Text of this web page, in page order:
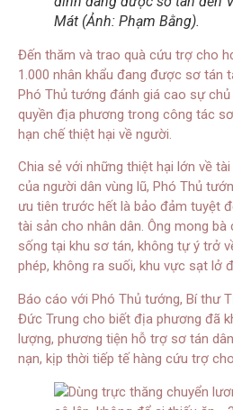
Mát (Ảnh: Phạm Bằng).
Đến thăm và trao quà cứu trợ cho
1.000 nhân khẩu đang được sơ tán
Phó Thủ tướng đánh giá cao sự
quyền địa phương trong công tác
hạn chế thiệt hại về người.
Chia sẻ với những thiệt hại lớn về
của người dân vùng lũ, Phó Thủ
ưu tiên trước hết là bảo đảm tuyệt
tài sản cho nhân dân. Ông mong
sống tại khu sơ tán, không tự ý trở
phép, không ra suối, khu vực sạt lở
Báo cáo với Phó Thủ tướng, Bí thư
Đức Trung cho biết địa phương đã
lượng, phương tiện hỗ trợ sơ tán
nạn, kịp thời tiếp tế hàng cứu trợ